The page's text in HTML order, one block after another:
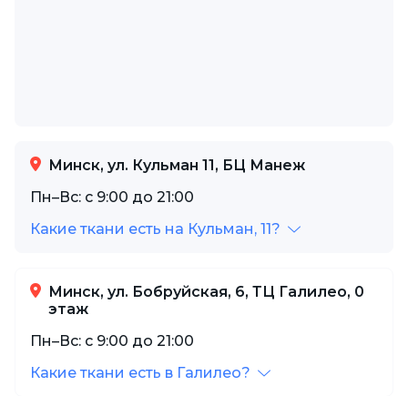
Минск, ул. Кульман 11, БЦ Манеж
Пн–Вс: с 9:00 до 21:00
Какие ткани есть на Кульман, 11?
Минск, ул. Бобруйская, 6, ТЦ Галилео, 0
этаж
Пн–Вс: с 9:00 до 21:00
Какие ткани есть в Галилео?